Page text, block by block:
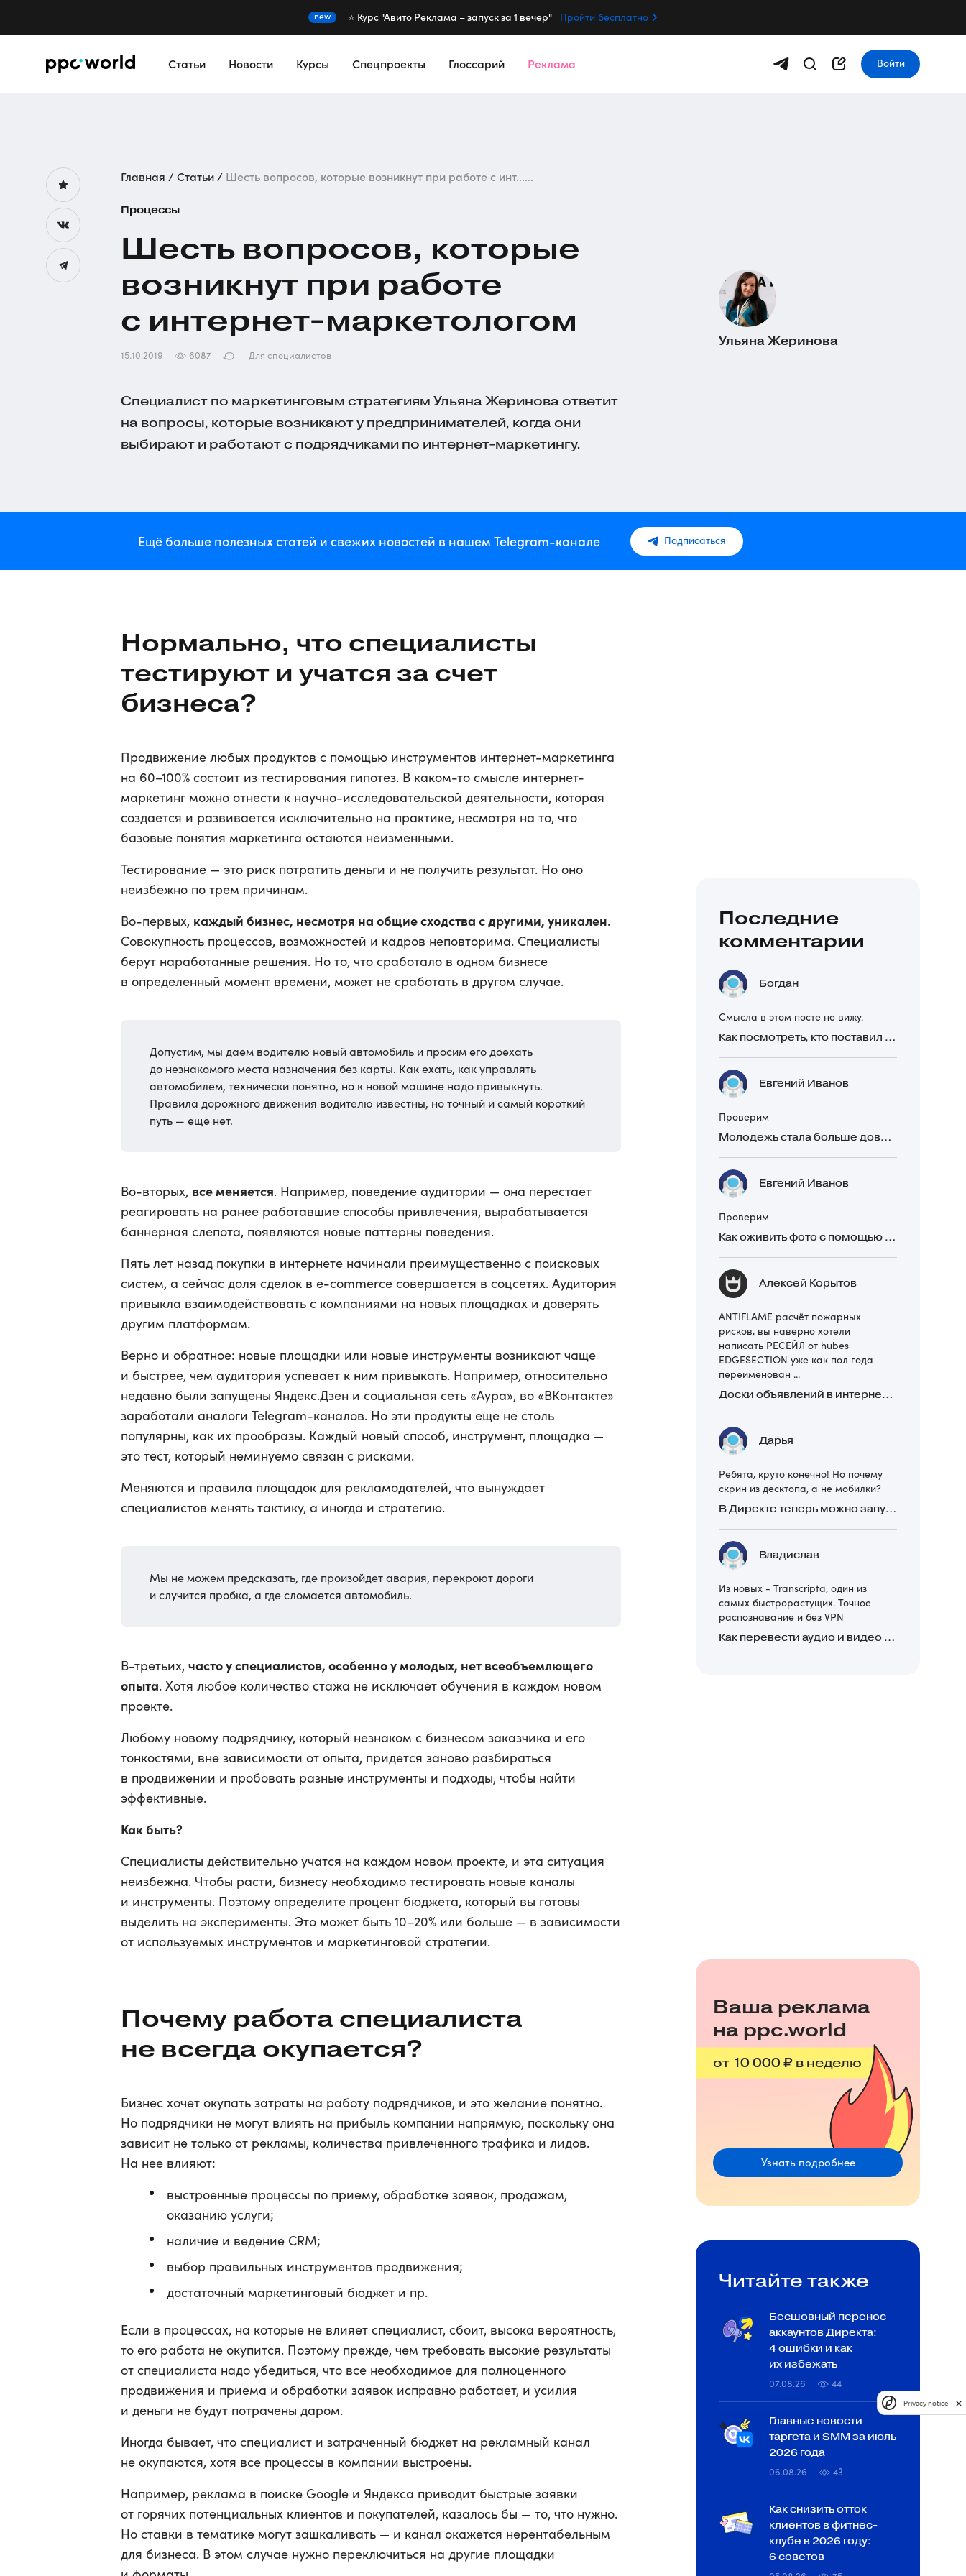
new ⭐️ Курс "Авито Реклама – запуск за 1 вечер" Пройти бесплатно
Статьи Новости Курсы Спецпроекты Глоссарий Реклама Войти
Главная Статьи Шесть вопросов, которые возникнут при работе с инт......
Процессы
Шесть вопросов, которые
возникнут при работе
с интернет-маркетологом
15.10.2019 6087 Для специалистов
Специалист по маркетинговым стратегиям Ульяна Жеринова ответит
на вопросы, которые возникают у предпринимателей, когда они
выбирают и работают с подрядчиками по интернет-маркетингу.
Ульяна Жеринова
Ещё больше полезных статей и свежих новостей в нашем Telegram-канале Подписаться
Нормально, что специалисты
тестируют и учатся за счет
бизнеса?
Продвижение любых продуктов с помощью инструментов интернет-маркетинга
на 60–100% состоит из тестирования гипотез. В каком-то смысле интернет-
маркетинг можно отнести к научно-исследовательской деятельности, которая
создается и развивается исключительно на практике, несмотря на то, что
базовые понятия маркетинга остаются неизменными.
Тестирование — это риск потратить деньги и не получить результат. Но оно
неизбежно по трем причинам.
Во-первых, каждый бизнес, несмотря на общие сходства с другими, уникален.
Совокупность процессов, возможностей и кадров неповторима. Специалисты
берут наработанные решения. Но то, что сработало в одном бизнесе
в определенный момент времени, может не сработать в другом случае.
Допустим, мы даем водителю новый автомобиль и просим его доехать
до незнакомого места назначения без карты. Как ехать, как управлять
автомобилем, технически понятно, но к новой машине надо привыкнуть.
Правила дорожного движения водителю известны, но точный и самый короткий
путь — еще нет.
Во-вторых, все меняется. Например, поведение аудитории — она перестает
реагировать на ранее работавшие способы привлечения, вырабатывается
баннерная слепота, появляются новые паттерны поведения.
Пять лет назад покупки в интернете начинали преимущественно с поисковых
систем, а сейчас доля сделок в e-commerce совершается в соцсетях. Аудитория
привыкла взаимодействовать с компаниями на новых площадках и доверять
другим платформам.
Верно и обратное: новые площадки или новые инструменты возникают чаще
и быстрее, чем аудитория успевает к ним привыкать. Например, относительно
недавно были запущены Яндекс.Дзен и социальная сеть «Аура», во «ВКонтакте»
заработали аналоги Telegram-каналов. Но эти продукты еще не столь
популярны, как их прообразы. Каждый новый способ, инструмент, площадка —
это тест, который неминуемо связан с рисками.
Меняются и правила площадок для рекламодателей, что вынуждает
специалистов менять тактику, а иногда и стратегию.
Мы не можем предсказать, где произойдет авария, перекроют дороги
и случится пробка, а где сломается автомобиль.
В-третьих, часто у специалистов, особенно у молодых, нет всеобъемлющего
опыта. Хотя любое количество стажа не исключает обучения в каждом новом
проекте.
Любому новому подрядчику, который незнаком с бизнесом заказчика и его
тонкостями, вне зависимости от опыта, придется заново разбираться
в продвижении и пробовать разные инструменты и подходы, чтобы найти
эффективные.
Как быть?
Специалисты действительно учатся на каждом новом проекте, и эта ситуация
неизбежна. Чтобы расти, бизнесу необходимо тестировать новые каналы
и инструменты. Поэтому определите процент бюджета, который вы готовы
выделить на эксперименты. Это может быть 10–20% или больше — в зависимости
от используемых инструментов и маркетинговой стратегии.
Почему работа специалиста
не всегда окупается?
Бизнес хочет окупать затраты на работу подрядчиков, и это желание понятно.
Но подрядчики не могут влиять на прибыль компании напрямую, поскольку она
зависит не только от рекламы, количества привлеченного трафика и лидов.
На нее влияют:
выстроенные процессы по приему, обработке заявок, продажам,
оказанию услуги;
наличие и ведение CRM;
выбор правильных инструментов продвижения;
достаточный маркетинговый бюджет и пр.
Если в процессах, на которые не влияет специалист, сбоит, высока вероятность,
то его работа не окупится. Поэтому прежде, чем требовать высокие результаты
от специалиста надо убедиться, что все необходимое для полноценного
продвижения и приема и обработки заявок исправно работает, и усилия
и деньги не будут потрачены даром.
Иногда бывает, что специалист и затраченный бюджет на рекламный канал
не окупаются, хотя все процессы в компании выстроены.
Например, реклама в поиске Google и Яндекса приводит быстрые заявки
от горячих потенциальных клиентов и покупателей, казалось бы — то, что нужно.
Но ставки в тематике могут зашкаливать — и канал окажется нерентабельным
для бизнеса. В этом случае нужно переключиться на другие площадки
Последние
комментарии
Богдан
Смысла в этом посте не вижу.
Как посмотреть, кто поставил реакцию в Telegram
Евгений Иванов
Проверим
Молодежь стала больше доверять рекомендациям в закрытых Telegram-чатах, чем официальной рекламе
Евгений Иванов
Проверим
Как оживить фото с помощью нейросетей в 2026 году: 17 бесплатных онлайн-сервисов, приложений и ботов
Алексей Корытов
ANTIFLAME расчёт пожарных
рисков, вы наверно хотели
написать РЕСЕЙЛ от hubes
EDGESECTION уже как пол года
переименован ...
Доски объявлений в интернете: какие лучше и безопаснее? Сравниваем 5 популярных
Дарья
Ребята, круто конечно! Но почему
скрин из десктопа, а не мобилки?
В Директе теперь можно запускать Премиум-билборд для мобильных устройств
Владислав
Из новых - Transcripta, один из
самых быстрорастущих. Точное
распознавание и без VPN
Как перевести аудио и видео в текст: обзор 24 нейросетей, программ и сервисов для транскрибации
Ваша реклама
на ppc.world
от 10 000 ₽ в неделю
Узнать подробнее
Читайте также
Бесшовный перенос
аккаунтов Директа:
4 ошибки и как
их избежать
07.08.26 44
Главные новости
таргета и SMM за июль
2026 года
06.08.26 43
Как снизить отток
клиентов в фитнес-
клубе в 2026 году:
6 советов
Privacy notice